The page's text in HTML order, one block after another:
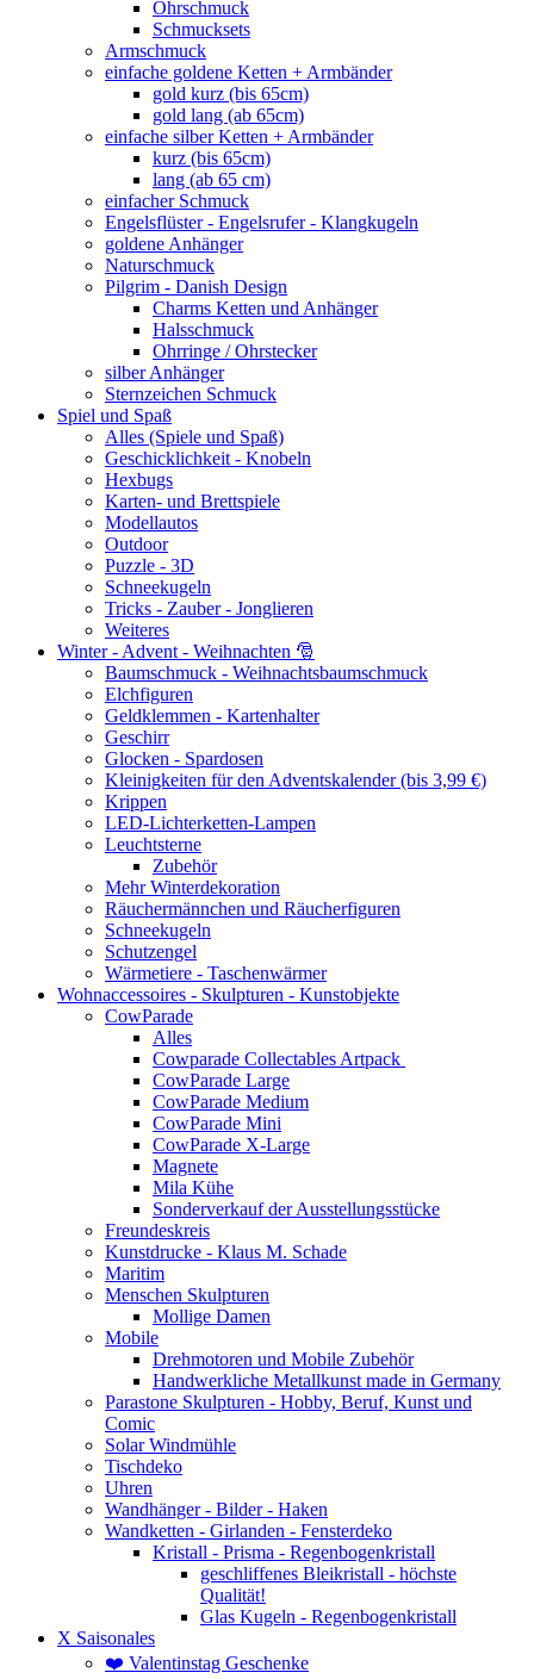
Ohrschmuck
Schmucksets
Armschmuck
einfache goldene Ketten + Armbänder
gold kurz (bis 65cm)
gold lang (ab 65cm)
einfache silber Ketten + Armbänder
kurz (bis 65cm)
lang (ab 65 cm)
einfacher Schmuck
Engelsflüster - Engelsrufer - Klangkugeln
goldene Anhänger
Naturschmuck
Pilgrim - Danish Design
Charms Ketten und Anhänger
Halsschmuck
Ohrringe / Ohrstecker
silber Anhänger
Sternzeichen Schmuck
Spiel und Spaß
Alles (Spiele und Spaß)
Geschicklichkeit - Knobeln
Hexbugs
Karten- und Brettspiele
Modellautos
Outdoor
Puzzle - 3D
Schneekugeln
Tricks - Zauber - Jonglieren
Weiteres
Winter - Advent - Weihnachten 🎅
Baumschmuck - Weihnachtsbaumschmuck
Elchfiguren
Geldklemmen - Kartenhalter
Geschirr
Glocken - Spardosen
Kleinigkeiten für den Adventskalender (bis 3,99 €)
Krippen
LED-Lichterketten-Lampen
Leuchtsterne
Zubehör
Mehr Winterdekoration
Räuchermännchen und Räucherfiguren
Schneekugeln
Schutzengel
Wärmetiere - Taschenwärmer
Wohnaccessoires - Skulpturen - Kunstobjekte
CowParade
Alles
Cowparade Collectables Artpack
CowParade Large
CowParade Medium
CowParade Mini
CowParade X-Large
Magnete
Mila Kühe
Sonderverkauf der Ausstellungsstücke
Freundeskreis
Kunstdrucke - Klaus M. Schade
Maritim
Menschen Skulpturen
Mollige Damen
Mobile
Drehmotoren und Mobile Zubehör
Handwerkliche Metallkunst made in Germany
Parastone Skulpturen - Hobby, Beruf, Kunst und
Comic
Solar Windmühle
Tischdeko
Uhren
Wandhänger - Bilder - Haken
Wandketten - Girlanden - Fensterdeko
Kristall - Prisma - Regenbogenkristall
geschliffenes Bleikristall - höchste
Qualität!
Glas Kugeln - Regenbogenkristall
X Saisonales
❤️ Valentinstag Geschenke